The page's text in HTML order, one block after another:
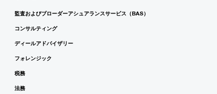
監査およびブローダーアシュアランスサービス（BAS）
コンサルティング
ディールアドバイザリー
フォレンジック
税務
法務